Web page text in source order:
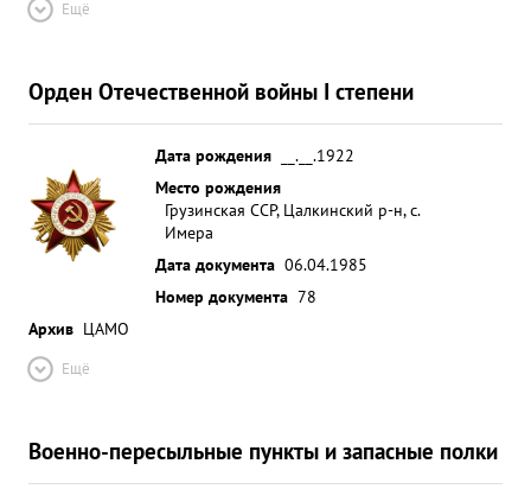
Ещё
Орден Отечественной войны I степени
Дата рождения
__.__.1922
Место рождения
Грузинская ССР, Цалкинский р-н, с.
Имера
Дата документа 06.04.1985
Номер документа 78
Архив ЦАМО
Ещё
Военно-пересыльные пункты и запасные полки